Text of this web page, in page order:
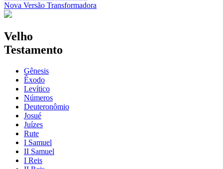
Nova Versão Transformadora
Velho
Testamento
Gênesis
Êxodo
Levítico
Números
Deuteronômio
Josué
Juízes
Rute
I Samuel
II Samuel
I Reis